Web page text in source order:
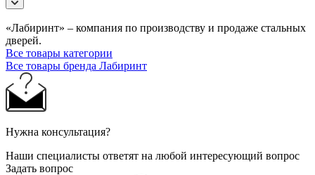
«Лабиринт» – компания по производству и продаже стальных
дверей.
Все товары категории
Все товары бренда Лабиринт
Нужна консультация?
Наши специалисты ответят на любой интересующий вопрос
Задать вопрос